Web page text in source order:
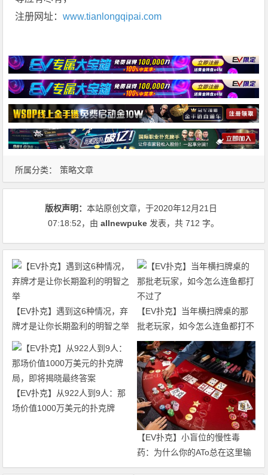
注册网址：www.tianlongqipai.com
所属分类： 策略文章
版权声明：本站原创文章，于2020年12月21日
07:18:52，由allnewpuke 发表，共 712 字。
【EV扑克】遇到这6种情况，弃
牌才是让你长期盈利的明智之举
【EV扑克】当年横扫牌桌的那
批老玩家，如今怎么连鱼都打不
过了
【EV扑克】从922人到9人：那
场价值1000万美元的扑克牌
【EV扑克】小盲位的慢性毒
药：为什么你的ATo总在这里输
钱？